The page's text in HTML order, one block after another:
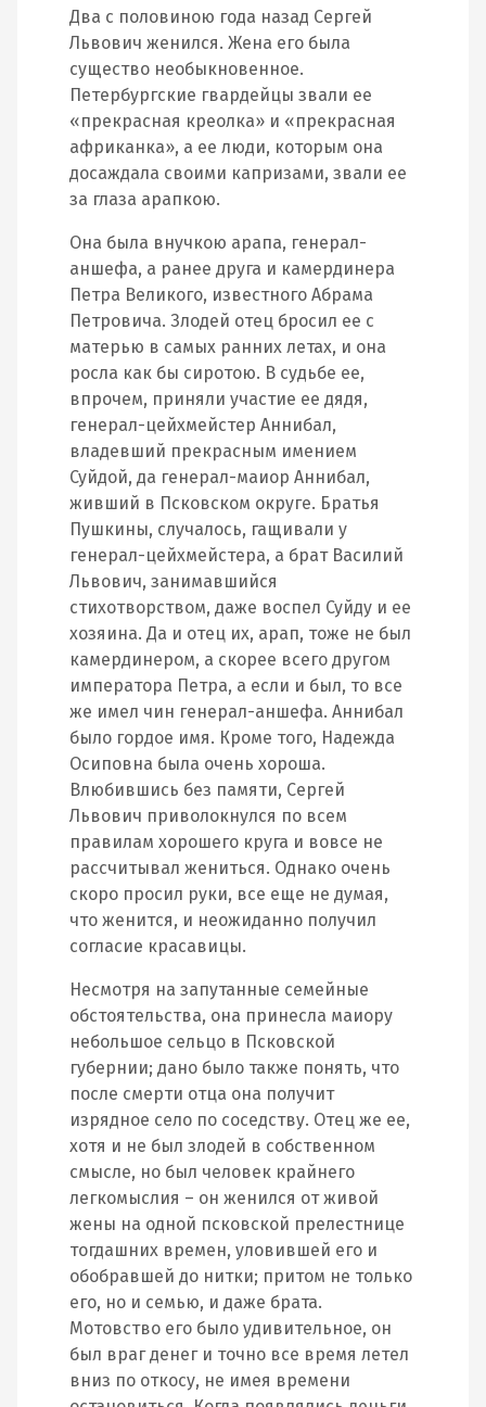
Два с половиною года назад Сергей
Львович женился. Жена его была
существо необыкновенное.
Петербургские гвардейцы звали ее
«прекрасная креолка» и «прекрасная
африканка», а ее люди, которым она
досаждала своими капризами, звали ее
за глаза арапкою.
Она была внучкою арапа, генерал-
аншефа, а ранее друга и камердинера
Петра Великого, известного Абрама
Петровича. Злодей отец бросил ее с
матерью в самых ранних летах, и она
росла как бы сиротою. В судьбе ее,
впрочем, приняли участие ее дядя,
генерал-цейхмейстер Аннибал,
владевший прекрасным имением
Суйдой, да генерал-маиор Аннибал,
живший в Псковском округе. Братья
Пушкины, случалось, гащивали у
генерал-цейхмейстера, а брат Василий
Львович, занимавшийся
стихотворством, даже воспел Суйду и ее
хозяина. Да и отец их, арап, тоже не был
камердинером, а скорее всего другом
императора Петра, а если и был, то все
же имел чин генерал-аншефа. Аннибал
было гордое имя. Кроме того, Надежда
Осиповна была очень хороша.
Влюбившись без памяти, Сергей
Львович приволокнулся по всем
правилам хорошего круга и вовсе не
рассчитывал жениться. Однако очень
скоро просил руки, все еще не думая,
что женится, и неожиданно получил
согласие красавицы.
Несмотря на запутанные семейные
обстоятельства, она принесла маиору
небольшое сельцо в Псковской
губернии; дано было также понять, что
после смерти отца она получит
изрядное село по соседству. Отец же ее,
хотя и не был злодей в собственном
смысле, но был человек крайнего
легкомыслия – он женился от живой
жены на одной псковской прелестнице
тогдашних времен, уловившей его и
обобравшей до нитки; притом не только
его, но и семью, и даже брата.
Мотовство его было удивительное, он
был враг денег и точно все время летел
вниз по откосу, не имея времени